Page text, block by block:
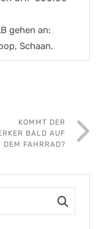
gehen an:
Schaan.
KOMMT DER
BALD AUF
DEM FAHRRAD?